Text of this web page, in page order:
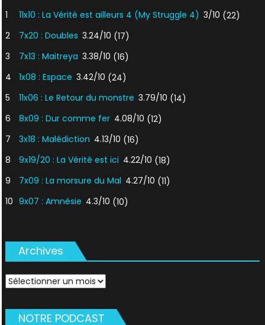
1 11x10 : La Vérité est ailleurs 4 (My Struggle 4) 3/10 (22)
2
7x20 : Doubles 3.24/10 (17)
3
7x13 : Maitreya 3.38/10 (16)
4
1x08 : Espace 3.42/10 (24)
5
11x06 : Le Retour du monstre 3.79/10 (14)
6
8x09 : Dur comme fer 4.08/10 (12)
7
3x18 : Malédiction 4.13/10 (16)
8
9x19/20 : La Vérité est ici 4.22/10 (18)
9
7x09 : La morsure du Mal 4.27/10 (11)
10 9x07 : Amnésie 4.3/10 (10)
Archives
Archives
NOTRE PODCAST